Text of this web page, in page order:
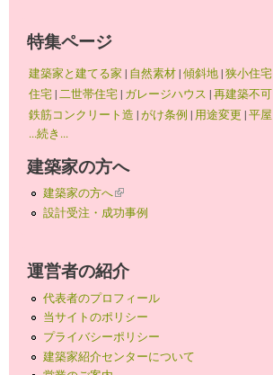
特集ページ
建築家と建てる家 | 自然素材|傾斜地|狭小住宅
住宅|二世帯住宅| ガレージハウス |再建築不可
鉄筋コンクリート造 |がけ条例 | 用途変更 |平屋
...続き...
建築家の方へ
建築家の方へ(link is external)
設計受注・成功事例
運営者の紹介
代表者のプロフィール
当サイトのポリシー
プライバシーポリシー
建築家紹介センターについて